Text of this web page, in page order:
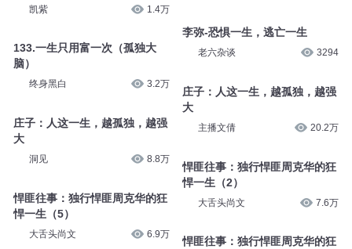
凯紫 1.4万
133.一生只用富一次（孤独大
脑）
终身黑白 3.2万
庄子：人这一生，越孤独，越强
大
洞见 8.8万
悍匪往事：独行悍匪周克华的狂
悍一生（5）
大舌头尚文 6.9万
李弥-恐惧一生，逃亡一生
老六杂谈 3294
庄子：人这一生，越孤独，越强
大
主播文倩 20.2万
悍匪往事：独行悍匪周克华的狂
悍一生（2）
大舌头尚文 7.6万
悍匪往事：独行悍匪周克华的狂